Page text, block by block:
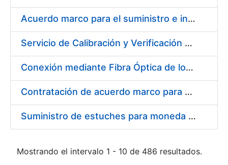
Acuerdo marco para el suministro e instalación de persianas, estores y otros complementos
Servicio de Calibración y Verificación Externa de los Equipos de Medición del Servicio de Prevención de la FNMT-RCM
Conexión mediante Fibra Óptica de los Centros de Proceso de Datos (CPDs) de las sedes de la FNMT-RCM de Burgos y Madrid
Contratación de acuerdo marco para el Suministro de Material de Electricidad para la Fábrica Nacional de Moneda y Timbre-Real Casa de la Moneda en su centro de trabajo de Burgos
Suministro de estuches para moneda de 30 €
Mostrando el intervalo 1 - 10 de 486 resultados.